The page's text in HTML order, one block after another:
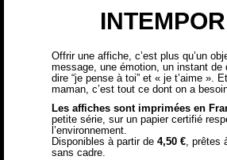
Offrir une affiche, c’est plus qu’un
message, une émotion, un instant de
dire “je pense à toi” et « je t’aime ».
maman, c’est tout ce dont on a
Les affiches sont imprimées en
petite série, sur un papier certifié
l’environnement.
Disponibles à partir de 4,50 €, prêtes
sans cadre.